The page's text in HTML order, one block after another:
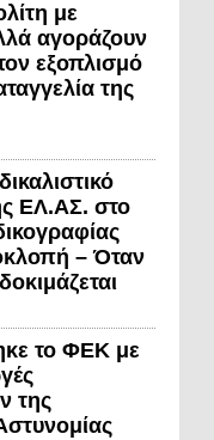
με
αγοράζουν
εξοπλισμό
της
ΕΛ.ΑΣ. στο
– Όταν
το ΦΕΚ με
της